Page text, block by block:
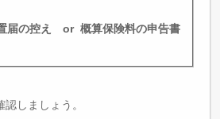
届の控え or 概算保険料の申告書
しましょう。